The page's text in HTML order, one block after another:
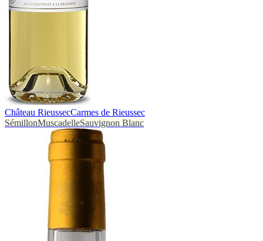
Château RieussecCarmes de Rieussec
SémillonMuscadelleSauvignon Blanc